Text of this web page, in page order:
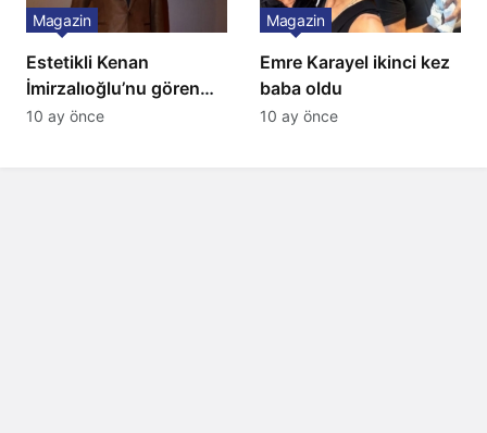
Estetikli Kenan
İmirzalıoğlu’nu gören
tanıyamıyor: Son hali
Magazin
10 ay önce
Emre Karayel ikinci kez
baba oldu
Magazin
10 ay önce